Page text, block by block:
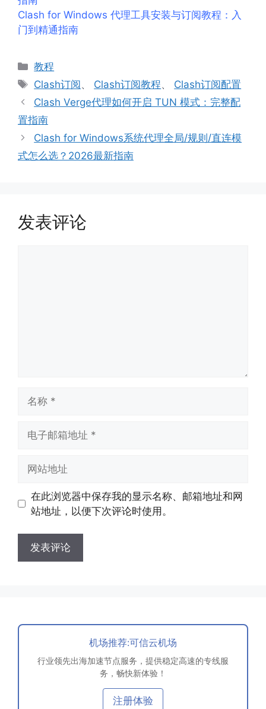
Clash for Windows 代理工具安装与订阅教程：入
门到精通指南
分
类
教程
标
签
Clash订阅、 Clash订阅教程、 Clash订阅配置
Clash Verge代理如何开启 TUN 模式：完整配
置指南
Clash for Windows系统代理全局/规则/直连模
式怎么选？2026最新指南
发表评论
址
址
在此浏览器中保存我的显示名称、邮箱地址和网
站地址，以便下次评论时使用。
机场推荐:可信云机场
行业领先出海加速节点服务，提供稳定高速的专线服
务，畅快新体验！
注册体验